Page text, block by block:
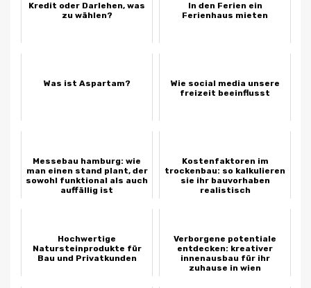
Kredit oder Darlehen, was
zu wählen?
In den Ferien ein
Ferienhaus mieten
Was ist Aspartam?
Wie social media unsere
freizeit beeinflusst
Messebau hamburg: wie
man einen stand plant, der
sowohl funktional als auch
auffällig ist
Kostenfaktoren im
trockenbau: so kalkulieren
sie ihr bauvorhaben
realistisch
Hochwertige
Natursteinprodukte für
Bau und Privatkunden
Verborgene potentiale
entdecken: kreativer
innenausbau für ihr
zuhause in wien